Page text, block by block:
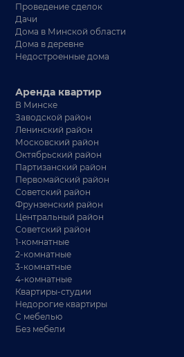
Проведение сделок
Дачи
Дома в Минской области
Дома в деревне
Недостроенные дома
Аренда квартир
В Минске
Заводской район
Ленинский район
Московский район
Октябрьский район
Партизанский район
Первомайский район
Советский район
Фрунзенский район
Центральный район
Советский район
1-комнатные
2-комнатные
3-комнатные
4-комнатные
Квартиры-студии
Недорогие квартиры
С мебелью
Без мебели